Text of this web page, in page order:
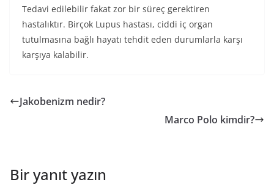
Tedavi edilebilir fakat zor bir süreç gerektiren
hastalıktır. Birçok Lupus hastası, ciddi iç organ
tutulmasına bağlı hayatı tehdit eden durumlarla karşı
karşıya kalabilir.
Jakobenizm nedir?
Marco Polo kimdir?
Bir yanıt yazın